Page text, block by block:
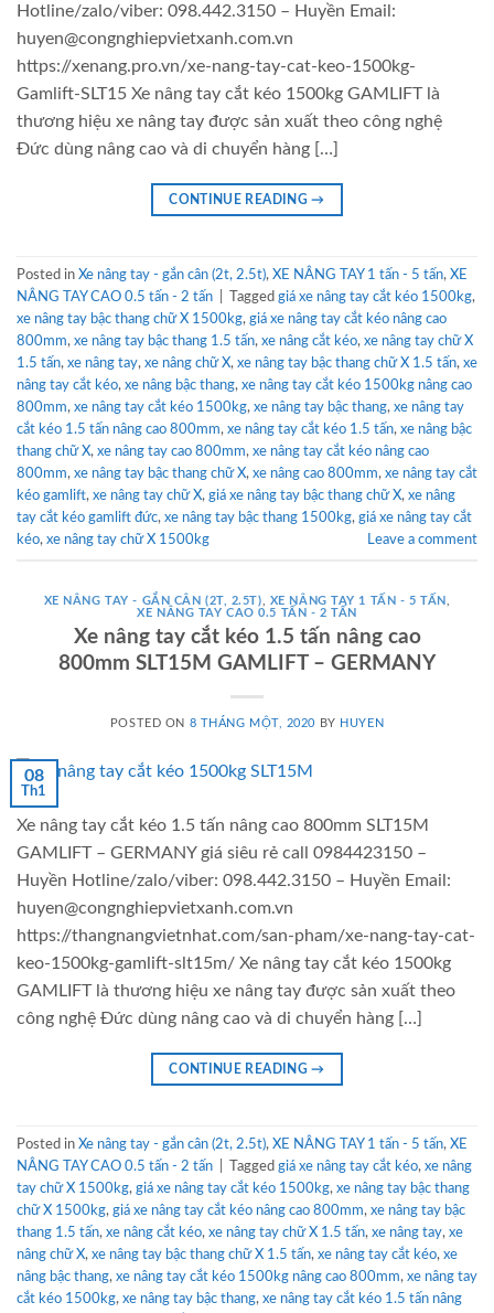
Hotline/zalo/viber: 098.442.3150 – Huyền Email:
huyen@congnghiepvietxanh.com.vn
https://xenang.pro.vn/xe-nang-tay-cat-keo-1500kg-
Gamlift-SLT15 Xe nâng tay cắt kéo 1500kg GAMLIFT là
thương hiệu xe nâng tay được sản xuất theo công nghệ
Đức dùng nâng cao và di chuyển hàng […]
CONTINUE READING→
Posted in Xe nâng tay - gắn cân (2t, 2.5t), XE NÂNG TAY 1 tấn - 5 tấn, XE
NÂNG TAY CAO 0.5 tấn - 2 tấn
Tagged giá xe nâng tay cắt kéo 1500kg,
xe nâng tay bậc thang chữ X 1500kg, giá xe nâng tay cắt kéo nâng cao
800mm, xe nâng tay bậc thang 1.5 tấn, xe nâng cắt kéo, xe nâng tay chữ X
1.5 tấn, xe nâng tay, xe nâng chữ X, xe nâng tay bậc thang chữ X 1.5 tấn, xe
nâng tay cắt kéo, xe nâng bậc thang, xe nâng tay cắt kéo 1500kg nâng cao
800mm, xe nâng tay cắt kéo 1500kg, xe nâng tay bậc thang, xe nâng tay
cắt kéo 1.5 tấn nâng cao 800mm, xe nâng tay cắt kéo 1.5 tấn, xe nâng bậc
thang chữ X, xe nâng tay cao 800mm, xe nâng tay cắt kéo nâng cao
800mm, xe nâng tay bậc thang chữ X, xe nâng cao 800mm, xe nâng tay cắt
kéo gamlift, xe nâng tay chữ X, giá xe nâng tay bậc thang chữ X, xe nâng
tay cắt kéo gamlift đức, xe nâng tay bậc thang 1500kg, giá xe nâng tay cắt
kéo, xe nâng tay chữ X 1500kg Leave a comment
XE NÂNG TAY - GẮN CÂN (2T, 2.5T) XE NÂNG TAY 1 TẤN - 5 TẤN
XE NÂNG TAY CAO 0.5 TẤN - 2 TẤN
Xe nâng tay cắt kéo 1.5 tấn nâng cao
800mm SLT15M GAMLIFT – GERMANY
POSTED ON 8 THÁNG MỘT, 2020 BY HUYEN
08
Th1
Xe nâng tay cắt kéo 1.5 tấn nâng cao 800mm SLT15M
GAMLIFT – GERMANY giá siêu rẻ call 0984423150 –
Huyền Hotline/zalo/viber: 098.442.3150 – Huyền Email:
huyen@congnghiepvietxanh.com.vn
https://thangnangvietnhat.com/san-pham/xe-nang-tay-cat-
keo-1500kg-gamlift-slt15m/ Xe nâng tay cắt kéo 1500kg
GAMLIFT là thương hiệu xe nâng tay được sản xuất theo
công nghệ Đức dùng nâng cao và di chuyển hàng […]
CONTINUE READING→
Posted in Xe nâng tay - gắn cân (2t, 2.5t), XE NÂNG TAY 1 tấn - 5 tấn, XE
NÂNG TAY CAO 0.5 tấn - 2 tấn
Tagged giá xe nâng tay cắt kéo, xe nâng
tay chữ X 1500kg, giá xe nâng tay cắt kéo 1500kg, xe nâng tay bậc thang
chữ X 1500kg, giá xe nâng tay cắt kéo nâng cao 800mm, xe nâng tay bậc
thang 1.5 tấn, xe nâng cắt kéo, xe nâng tay chữ X 1.5 tấn, xe nâng tay, xe
nâng chữ X, xe nâng tay bậc thang chữ X 1.5 tấn, xe nâng tay cắt kéo, xe
nâng bậc thang, xe nâng tay cắt kéo 1500kg nâng cao 800mm, xe nâng tay
cắt kéo 1500kg, xe nâng tay bậc thang, xe nâng tay cắt kéo 1.5 tấn nâng